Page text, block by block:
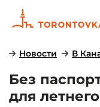
Новости В
Без
для